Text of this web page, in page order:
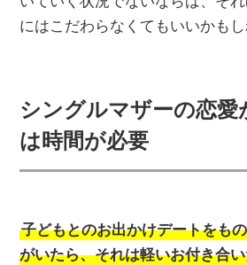
にはこだわらなくてもいいかもし
シングルマザーの恋愛
は時間が必要
子どもとのお出かけデートをも
がいたら、それは軽いお付き合